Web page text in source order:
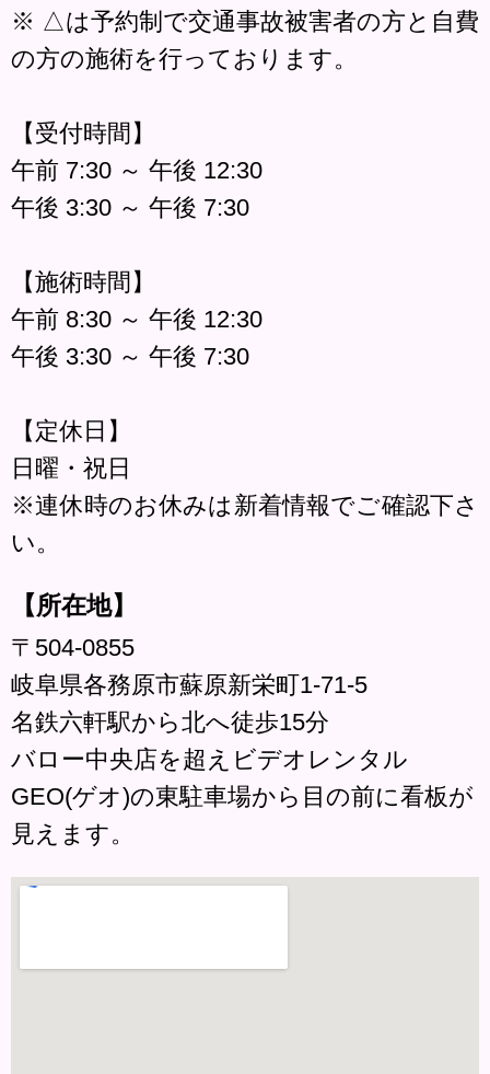
※ △は予約制で交通事故被害者の方と自費
の方の施術を行っております。
【受付時間】
午前 7:30 ～ 午後 12:30
午後 3:30 ～ 午後 7:30
【施術時間】
午前 8:30 ～ 午後 12:30
午後 3:30 ～ 午後 7:30
【定休日】
日曜・祝日
※連休時のお休みは新着情報でご確認下さ
い。
【所在地】
〒504-0855
岐阜県各務原市蘇原新栄町1-71-5
名鉄六軒駅から北へ徒歩15分
バロー中央店を超えビデオレンタル
GEO(ゲオ)の東駐車場から目の前に看板が
見えます。